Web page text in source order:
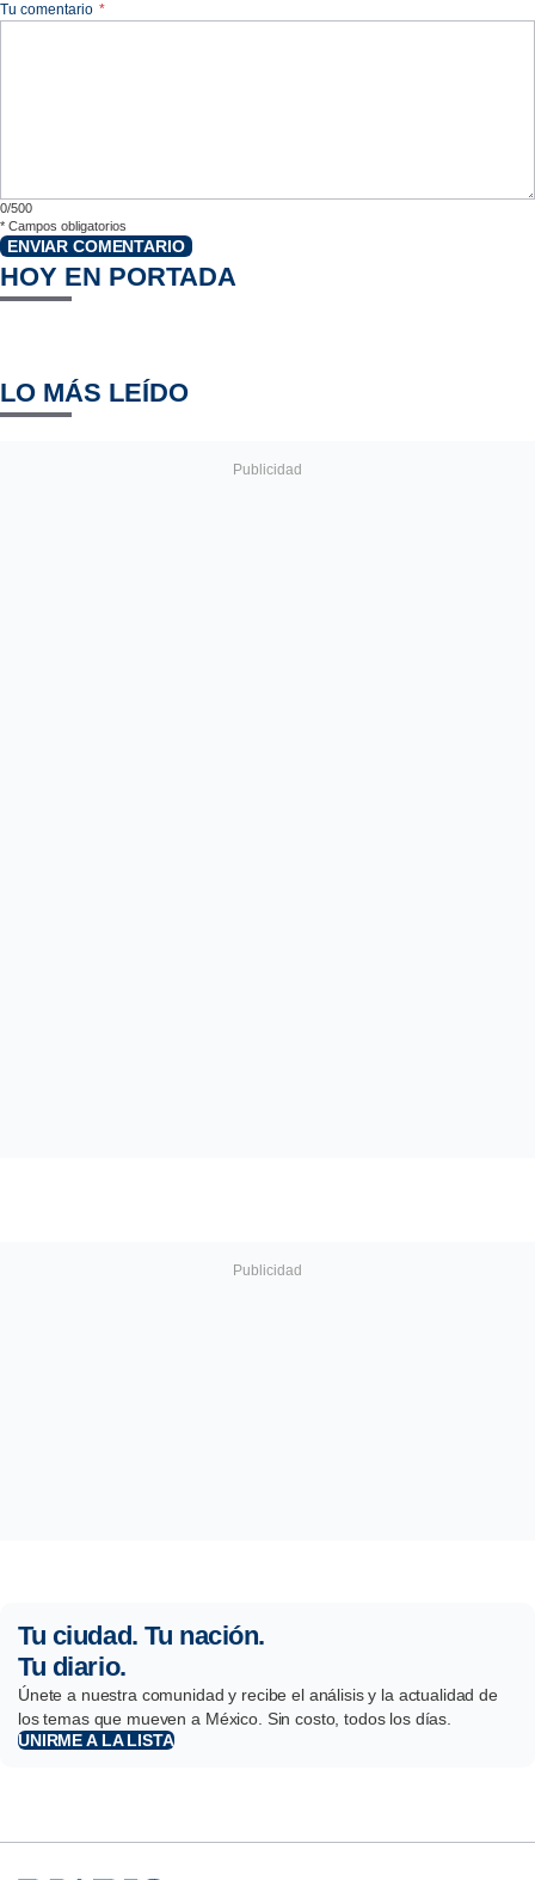
Tu comentario *
0/500
* Campos obligatorios
ENVIAR COMENTARIO
HOY EN PORTADA
LO MÁS LEÍDO
Tu ciudad. Tu nación.
Tu diario.
Únete a nuestra comunidad y recibe el análisis y la actualidad de
los temas que mueven a México. Sin costo, todos los días.
UNIRME A LA LISTA